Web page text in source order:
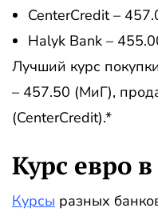
CenterCredit –
Halyk Bank –
Лучший курс
– 457.50 (МиГ),
(CenterCredit).*
Курс евро
Курсы разных